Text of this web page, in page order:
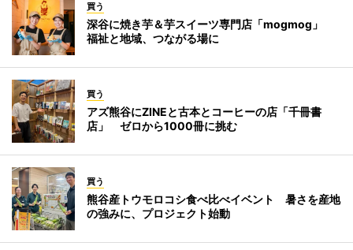
買う
深谷に焼き芋＆芋スイーツ専門店「mogmog」
福祉と地域、つながる場に
買う
アズ熊谷にZINEと古本とコーヒーの店「千冊書
店」 ゼロから1000冊に挑む
買う
熊谷産トウモロコシ食べ比べイベント 暑さを産地
の強みに、プロジェクト始動